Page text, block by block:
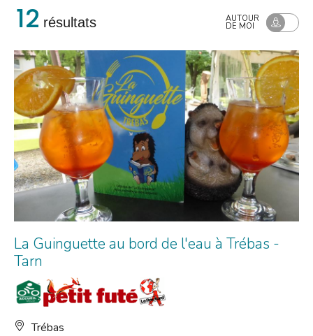
12 résultats AUTOUR
DE MOI
La Guinguette au bord de l'eau à Trébas -
Tarn
Trébas